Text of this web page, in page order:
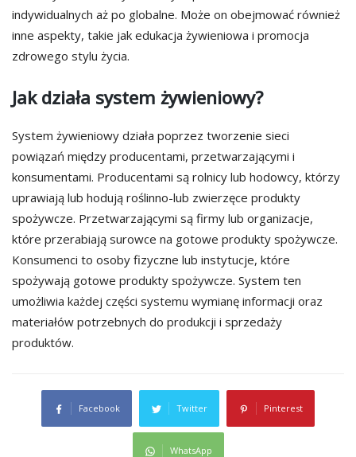
indywidualnych aż po globalne. Może on obejmować również
inne aspekty, takie jak edukacja żywieniowa i promocja
zdrowego stylu życia.
Jak działa system żywieniowy?
System żywieniowy działa poprzez tworzenie sieci
powiązań między producentami, przetwarzającymi i
konsumentami. Producentami są rolnicy lub hodowcy, którzy
uprawiają lub hodują roślinno-lub zwierzęce produkty
spożywcze. Przetwarzającymi są firmy lub organizacje,
które przerabiają surowce na gotowe produkty spożywcze.
Konsumenci to osoby fizyczne lub instytucje, które
spożywają gotowe produkty spożywcze. System ten
umożliwia każdej części systemu wymianę informacji oraz
materiałów potrzebnych do produkcji i sprzedaży
produktów.
Facebook Twitter Pinterest
WhatsApp